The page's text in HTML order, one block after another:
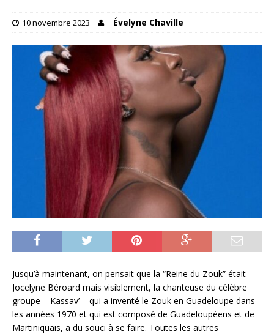
10 novembre 2023 Évelyne Chaville
Jusqu’à maintenant, on pensait que la “Reine du Zouk” était
Jocelyne Béroard mais visiblement, la chanteuse du célèbre
groupe – Kassav’ – qui a inventé le Zouk en Guadeloupe dans
les années 1970 et qui est composé de Guadeloupéens et de
Martiniquais, a du souci à se faire. Toutes les autres